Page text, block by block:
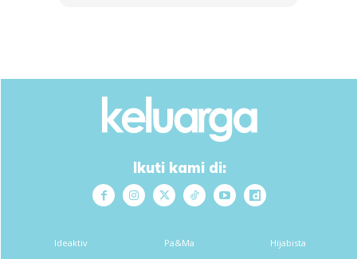
Ikuti kami di:
Ideaktiv Pa&Ma Hijabista